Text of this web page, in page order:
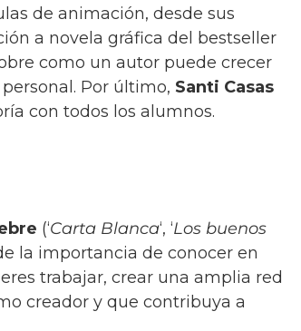
de animación, desde sus
a novela gráfica del bestseller
como un autor puede crecer
Por último, Santi Casas
con todos los alumnos.
(‘Carta Blanca‘, ‘Los buenos
la importancia de conocer en
trabajar, crear una amplia red
creador y que contribuya a